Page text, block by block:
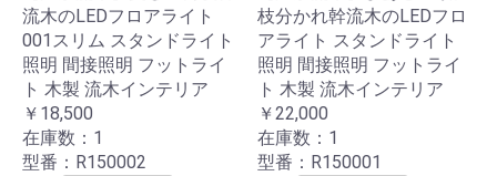
流木のLEDフロアライト
001スリム スタンドライト
照明 間接照明 フットライ
ト 木製 流木インテリア
￥18,500
在庫数：1
型番：R150002
枝分かれ幹流木のLEDフロ
アライト スタンドライト
照明 間接照明 フットライ
ト 木製 流木インテリア
￥22,000
在庫数：1
型番：R150001